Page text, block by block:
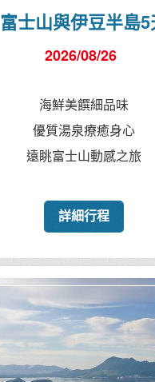
富士山與伊豆半島
2026/08/26
海鮮美饌細品味
優質湯泉療癒身心
遠眺富士山動感之旅
詳細行程